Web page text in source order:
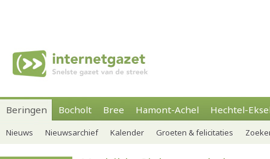
Beringen Bocholt Bree Hamont-Achel Hechtel-
Nieuws Nieuwsarchief Kalender Groeten & felicitaties